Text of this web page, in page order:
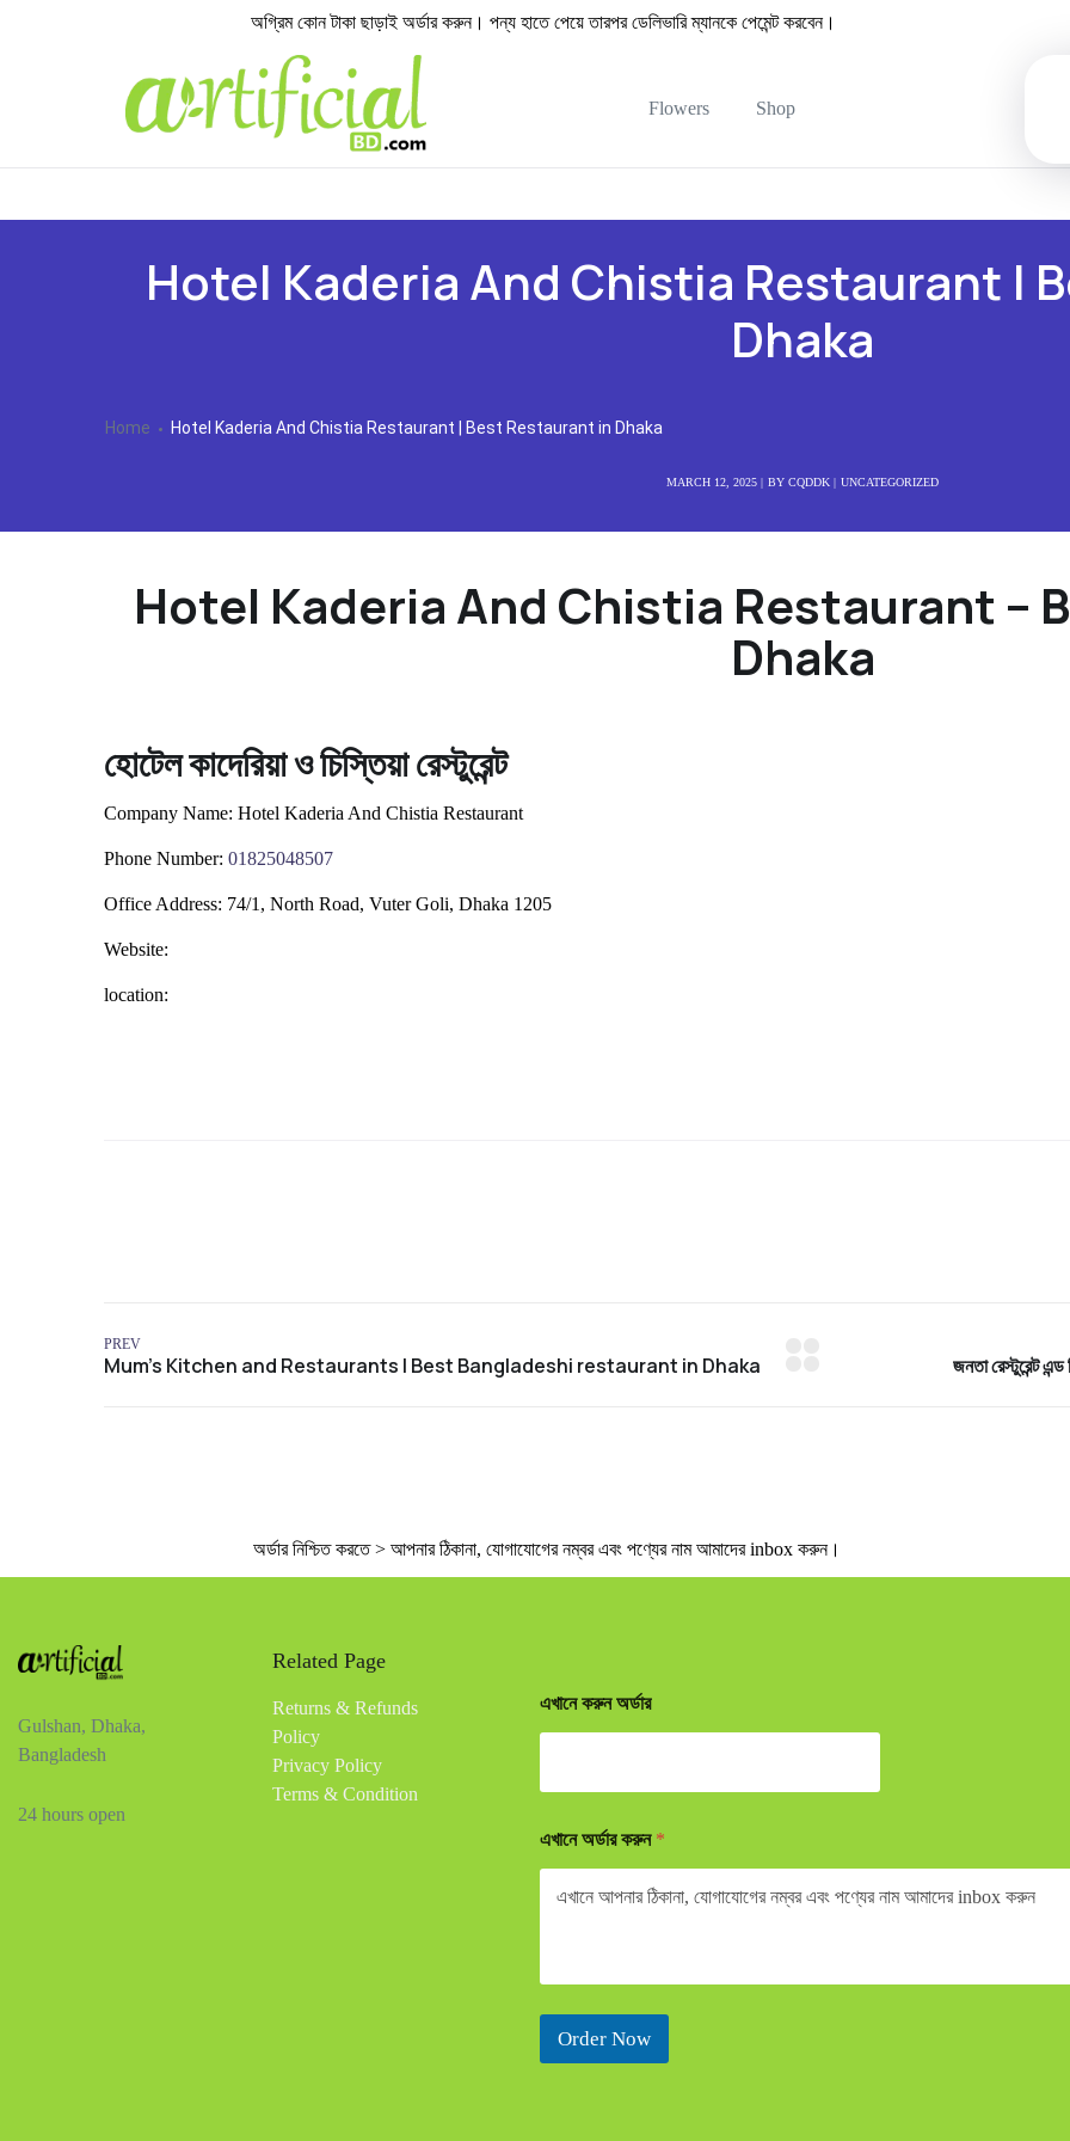
অগ্রিম কোন টাকা ছাড়াই অর্ডার করুন। পন্য হাতে পেয়ে তারপর ডেলিভারি ম্যানকে পেমেন্ট করবেন।
Flowers Shop
Hotel Kaderia And Chistia Restaurant |
Dhaka
Home Hotel Kaderia And Chistia Restaurant | Best Restaurant in Dhaka
MARCH 12, 2025 BY CQDDK UNCATEGORIZED
Hotel Kaderia And Chistia Restaurant –
Dhaka
হোটেল কাদেরিয়া ও চিস্তিয়া রেস্টুরেন্ট
Company Name: Hotel Kaderia And Chistia Restaurant
Phone Number: 01825048507
Office Address: 74/1, North Road, Vuter Goli, Dhaka 1205
Website:
location:
PREV
অর্ডার নিশ্চিত করতে > আপনার ঠিকানা, যোগাযোগের নম্বর এবং পণ্যের নাম আমাদের inbox করুন।
Gulshan, Dhaka,
Bangladesh
24 hours open
Related Page
Returns & Refunds
Policy
Privacy Policy
Terms & Condition
এখানে করুন অর্ডার
এখানে অর্ডার করুন *
Order Now